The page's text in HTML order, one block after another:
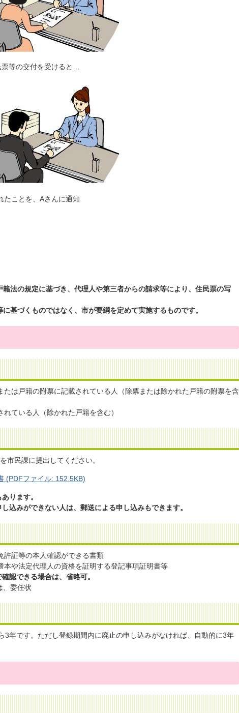
等の交付を受けると…
たことを、Aさんに通知
法の規定に基づき、代理人や第三者からの請求等により、住民票の写
基づくものではなく、市が要綱を定めて実施するものです。
たは戸籍の附票に記載されている人（除票または除かれた戸籍の附票を含
ている人（除かれた戸籍を含む）
市民課に提出してください。
(PDFファイル: 152.5KB)
ります。
込みができない人は、郵送による申し込みもできます。
許証等の本人確認ができる書類
本や法定代理人の資格を証明する登記事項証明書等
認できる場合は、省略可。
、委任状
3年です。ただし登録期間内に廃止の申し込みがなければ、自動的に3年